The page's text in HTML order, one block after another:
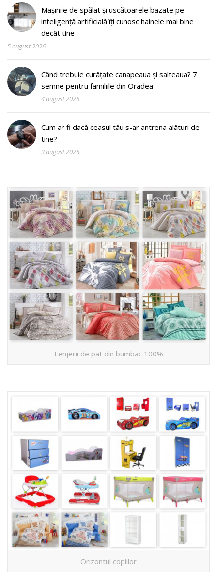
Mașinile de spălat și uscătoarele bazate pe
inteligență artificială îți cunosc hainele mai bine
decât tine
5 august 2026
Când trebuie curățate canapeaua și salteaua? 7
semne pentru familiile din Oradea
4 august 2026
Cum ar fi dacă ceasul tău s-ar antrena alături de
tine?
3 august 2026
Lenjerii de pat din bumbac 100%
Orizontul copiilor